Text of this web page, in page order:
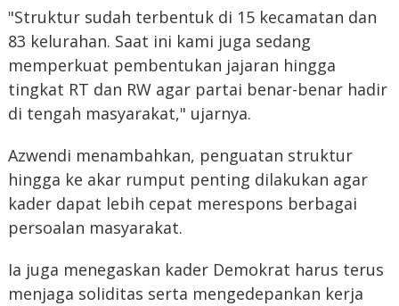
‎"Struktur sudah terbentuk di 15 kecamatan dan
83 kelurahan. Saat ini kami juga sedang
memperkuat pembentukan jajaran hingga
tingkat RT dan RW agar partai benar-benar hadir
di tengah masyarakat," ujarnya.
‎Azwendi menambahkan, penguatan struktur
hingga ke akar rumput penting dilakukan agar
kader dapat lebih cepat merespons berbagai
persoalan masyarakat.
‎Ia juga menegaskan kader Demokrat harus terus
menjaga soliditas serta mengedepankan kerja